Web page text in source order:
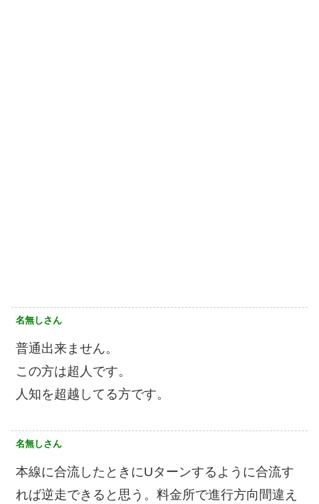
名無しさん
普通出来ません。
この方は超人です。
人知を超越してる方です。
名無しさん
本線に合流したときにUターンするように合流す
れば逆走できると思う。料金所で進行方向間違え